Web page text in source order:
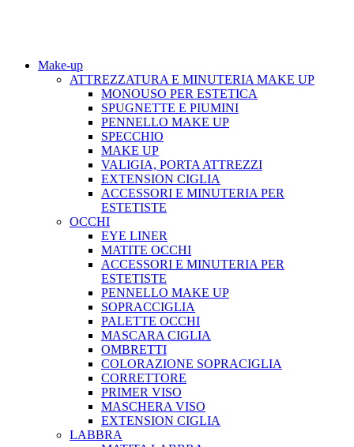
Make-up
ATTREZZATURA E MINUTERIA MAKE UP
MONOUSO PER ESTETICA
SPUGNETTE E PIUMINI
PENNELLO MAKE UP
SPECCHIO
MAKE UP
VALIGIA, PORTA ATTREZZI
EXTENSION CIGLIA
ACCESSORI E MINUTERIA PER
ESTETISTE
OCCHI
EYE LINER
MATITE OCCHI
ACCESSORI E MINUTERIA PER
ESTETISTE
PENNELLO MAKE UP
SOPRACCIGLIA
PALETTE OCCHI
MASCARA CIGLIA
OMBRETTI
COLORAZIONE SOPRACIGLIA
CORRETTORE
PRIMER VISO
MASCHERA VISO
EXTENSION CIGLIA
LABBRA